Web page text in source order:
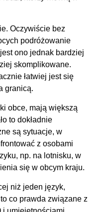
Oczywiście bez
podróżowanie
ono jednak bardziej
skomplikowane.
łatwiej jest się
granicą.
obce, mają większą
to dokładnie
są sytuacje, w
z osobami
np. na lotnisku, w
się w obcym kraju.
niż jeden język,
co prawda związane z